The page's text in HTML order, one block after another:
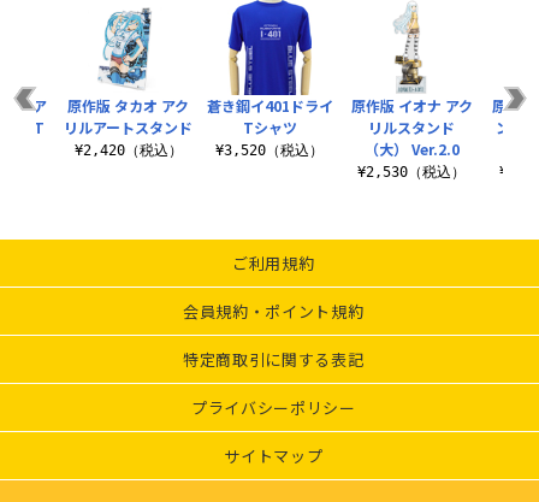
蒼き鋼イ401ドライ
Tシャツ
¥3,520（税込）
原作版 イオナ アク
リルスタンド
（大） Ver.2.0
¥2,530（税込）
原作版
ンク
のア
ライT
原作版 タカオ アク
リルアートスタンド
¥2,420（税込）
ご利用規約
会員規約・ポイント規約
特定商取引に関する表記
プライバシーポリシー
サイトマップ